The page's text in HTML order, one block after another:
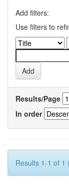
Add filters:
Use filters to
Results/Page
In order
Results 1-1 of 1